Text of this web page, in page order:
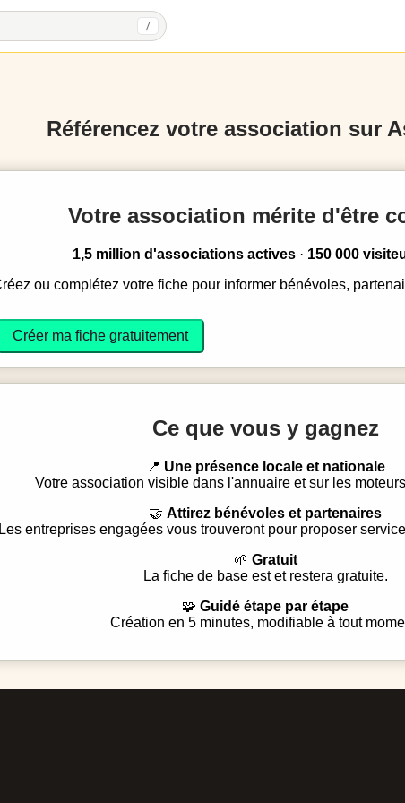
/
Référencez votre association sur
Votre association mérite d'être
1,5 million d'associations actives · 150 000
Créez ou complétez votre fiche pour informer bénévoles,
Créer ma fiche gratuitement
Ce que vous y gagnez
Une présence locale et nationale
Votre association visible dans l'annuaire et sur les
Attirez bénévoles et partenaires
Les entreprises engagées vous trouveront pour proposer
Gratuit
La fiche de base est et restera gratuite.
Guidé étape par étape
Création en 5 minutes, modifiable à tout